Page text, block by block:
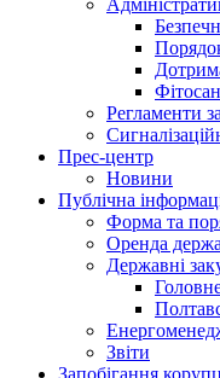
Регламенти
Прес-центр
Новини
Публічна
Форма та
Оренда
Державні
Звіти
Запобігання